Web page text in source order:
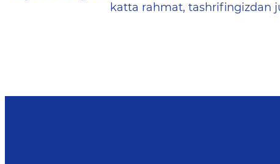
katta rahmat, tashrifingizdan